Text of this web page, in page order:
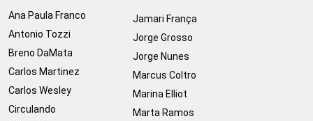
Ana Paula Franco
Antonio Tozzi
Breno DaMata
Carlos Martinez
Carlos Wesley
Circulando
Jamari França
Jorge Grosso
Jorge Nunes
Marcus Coltro
Marina Elliot
Marta Ramos